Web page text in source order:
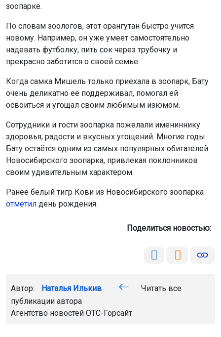
зоопарке.
По словам зоологов, этот орангутан быстро учится
новому. Например, он уже умеет самостоятельно
надевать футболку, пить сок через трубочку и
прекрасно заботится о своей семье.
Когда самка Мишель только приехала в зоопарк, Бату
очень деликатно её поддерживал, помогал ей
освоиться и угощал своим любимым изюмом.
Сотрудники и гости зоопарка пожелали имениннику
здоровья, радости и вкусных угощений. Многие годы
Бату остаётся одним из самых популярных обитателей
Новосибирского зоопарка, привлекая поклонников
своим удивительным характером.
Ранее белый тигр Кови из Новосибирского зоопарка
отметил день рождения.
Поделиться новостью:
Автор: Наталья Илькив
Читать все
публикации автора
Агентство новостей ОТС-Горсайт